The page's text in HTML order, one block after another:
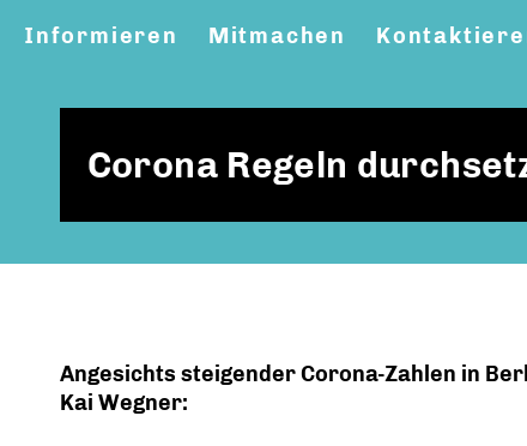
Informieren Mitmachen
Corona Regeln
Angesichts steigender Corona-Zahlen in
Kai Wegner: